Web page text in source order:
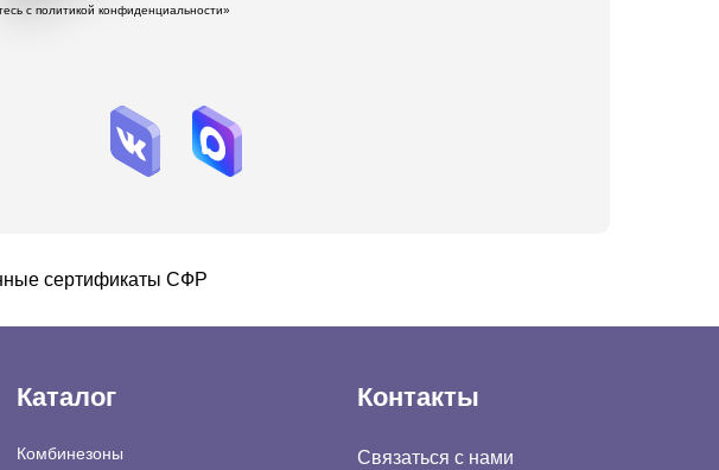
c политикой конфиденциальности»
сертификаты СФР
Каталог
Комбинезоны
Контакты
Связаться с нами